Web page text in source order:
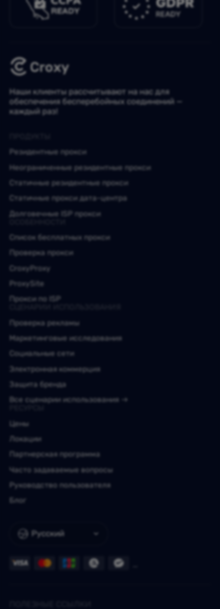
Наши клиенты рассчитывают на нас для
обеспечения бесперебойных соединений —
каждый раз!
Русский
Резидентные прокси
Неограниченные резидентные прокси
Статичные резидентные прокси
Статичные прокси дата-центра
Долговечные ISP прокси
Список бесплатных прокси
Проверка прокси
CroxyProxy
ProxySite
Прокси по ISP
Проверка рекламы
Маркетинговые исследования
Социальные сети
Электронная коммерция
Защита бренда
Все сценарии использования
Цены
Локации
Партнерская программа
Часто задаваемые вопросы
Руководство пользователя
Блог